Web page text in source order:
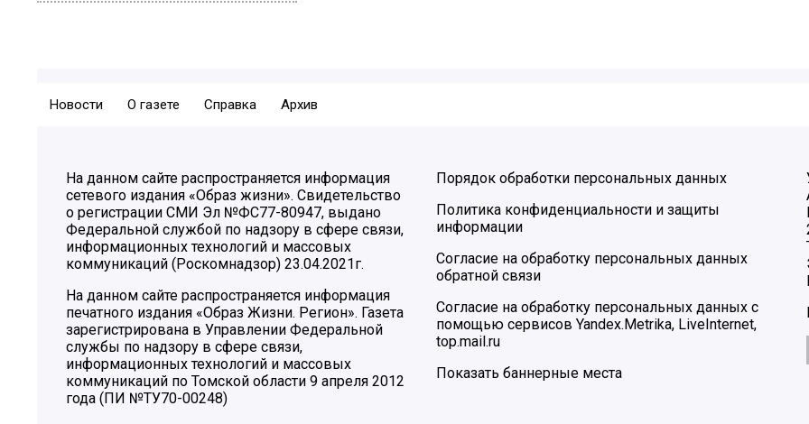
Новости О газете Справка Архив
На данном сайте распространяется информация
сетевого издания «Образ жизни». Свидетельство
о регистрации СМИ Эл №ФС77-80947, выдано
Федеральной службой по надзору в сфере связи,
информационных технологий и массовых
коммуникаций (Роскомнадзор) 23.04.2021г.
На данном сайте распространяется информация
печатного издания «Образ Жизни. Регион». Газета
зарегистрирована в Управлении Федеральной
службы по надзору в сфере связи,
информационных технологий и массовых
коммуникаций по Томской области 9 апреля 2012
года (ПИ №ТУ70-00248)
Порядок обработки персональных данных
Политика конфиденциальности и защиты
информации
Согласие на обработку персональных данных
обратной связи
Согласие на обработку персональных данных с
помощью сервисов Yandex.Metrika, LiveInternet,
top.mail.ru
Показать баннерные места